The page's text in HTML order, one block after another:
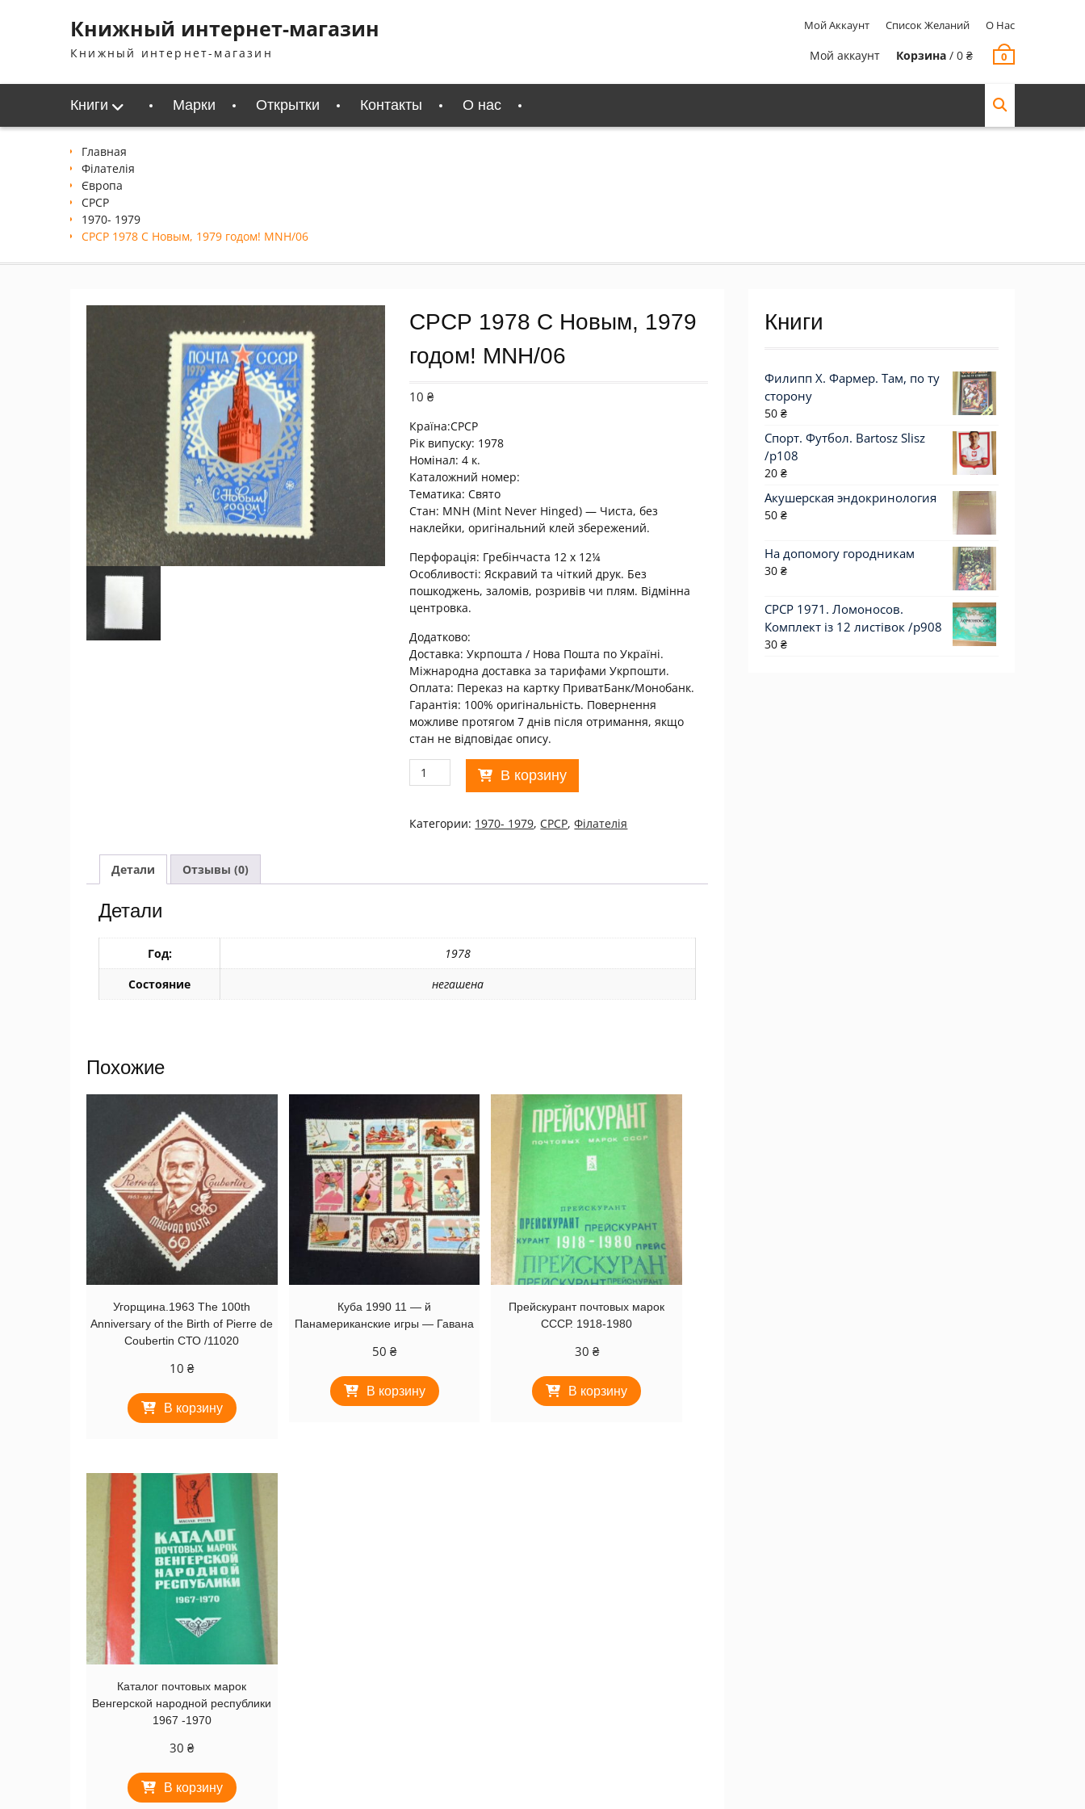
содержимомуКнижный интернет-магазин
Книжный интернет-магазин
Мой Аккаунт Список Желаний О Нас
Мой аккаунт Корзина / 0 ₴ 0
Книги Марки Открытки Контакты О нас
Главная
Філателія
Європа
СРСР
1970- 1979
СРСР 1978 С Новым, 1979 годом! MNH/06
СРСР 1978 С Новым, 1979
годом! MNH/06
10₴
Країна:СРСР
Рік випуску: 1978
Номінал: 4 к.
Каталожний номер:
Тематика:Свято
Стан: MNH (Mint Never Hinged) — Чиста, без
наклейки, оригінальний клей збережений.
Перфорація: Гребінчаста 12 x 12¼
Особливості: Яскравий та чіткий друк. Без
пошкоджень, заломів, розривів чи плям. Відмінна
центровка.
Додатково:
Доставка: Укрпошта / Нова Пошта по Україні.
Міжнародна доставка за тарифами Укрпошти.
Оплата: Переказ на картку ПриватБанк/Монобанк.
Гарантія: 100% оригінальність. Повернення
можливе протягом 7 днів після отримання, якщо
стан не відповідає опису.
Количество
товара
1978
годом!
В корзину
Категории: 1970- 1979, СРСР,Філателія
Детали Отзывы (0)
Детали
Год:
1978
Состояние
негашена
Похожие
Угорщина.1963 The 100th
Anniversary of the Birth of Pierre de
Coubertin СТО /11020
10₴
В корзину
Куба 1990 11 — й
Панамериканские игры — Гавана
50 ₴
В корзину
Прейскурант почтовых марок
СССР. 1918-1980
30 ₴
В корзину
Каталог почтовых марок
Венгерской народной республики
1967 -1970
30₴
В корзину
Книги
Филипп Х. Фармер. Там, по ту
сторону
50 ₴
Спорт. Футбол. Bartosz Slisz
/p108
20 ₴
Акушерская эндокринология
50 ₴
На допомогу городникам
30 ₴
СРСР 1971. Ломоносов.
Комплект із 12 листівок /р908
30 ₴